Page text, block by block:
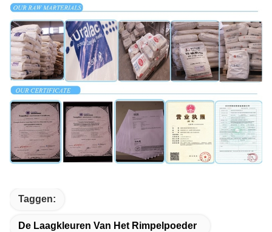
Taggen:
De Laagkleuren Van Het Rimpelpoeder